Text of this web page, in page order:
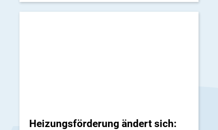
Heizungsförderung ändert sich: